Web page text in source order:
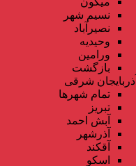
نسیم شهر
نصیرآباد
وحیدیه
ورامین
بازگشت
آذربایجان شرقی
تمام شهر‌ها
تبریز
آبش احمد
آذرشهر
آقکند
اسکو